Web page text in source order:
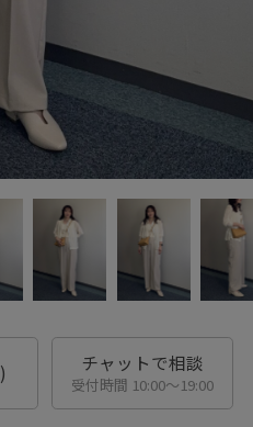
チャットで相談
受付時間 10:00〜19:00